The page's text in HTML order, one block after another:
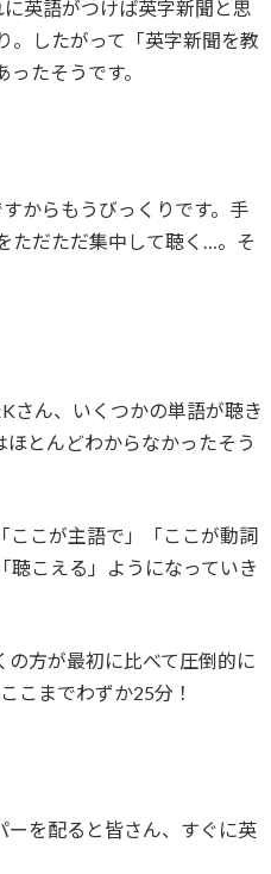
英語がつけば英字新聞と思
。したがって「英字新聞を教
たそうです。
からもうびっくりです。手
ただただ集中して聴く…。そ
さん、いくつかの単語が聴き
とんどわからなかったそう
ここが主語で」「ここが動詞
聴こえる」ようになっていき
の方が最初に比べて圧倒的に
こまでわずか25分！
ーを配ると皆さん、すぐに英